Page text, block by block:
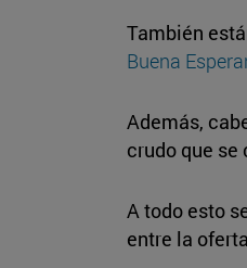
También
Buena
Además,
crudo que se
A todo esto
entre la